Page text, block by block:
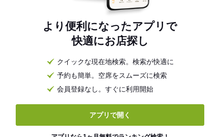
より便利になったアプリで
快適にお店探し
クイックな現在地検索。検索が快適に
予約も簡単。空席をスムーズに検索
会員登録なし。すぐに利用開始
アプリで開く